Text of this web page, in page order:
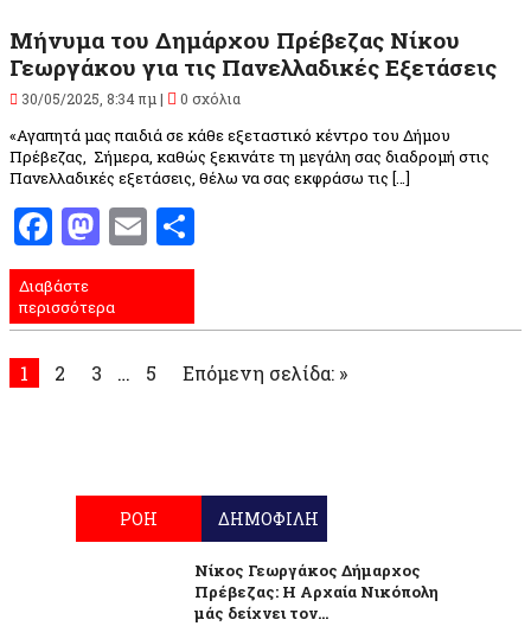
Μήνυμα του Δημάρχου Πρέβεζας Νίκου
Γεωργάκου για τις Πανελλαδικές Εξετάσεις
30/05/2025, 8:34 πμ | 0 σχόλια
«Αγαπητά μας παιδιά σε κάθε εξεταστικό κέντρο του Δήμου
Πρέβεζας, Σήμερα, καθώς ξεκινάτε τη μεγάλη σας διαδρομή στις
Πανελλαδικές εξετάσεις, θέλω να σας εκφράσω τις […]
Facebook
Mastodon
Email
Διαβάστε
περισσότερα
1 2 3 … 5 Επόμενη σελίδα: »
ΡΟΗ ΔΗΜΟΦΙΛΗ
Νίκος Γεωργάκος Δήμαρχος
Πρέβεζας: Η Αρχαία Νικόπολη
μάς δείχνει τον...